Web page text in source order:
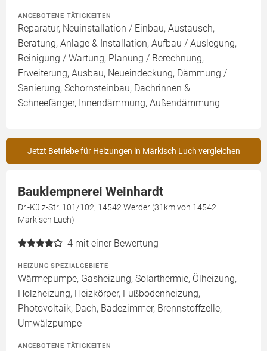
ANGEBOTENE TÄTIGKEITEN
Reparatur, Neuinstallation / Einbau, Austausch,
Beratung, Anlage & Installation, Aufbau / Auslegung,
Reinigung / Wartung, Planung / Berechnung,
Erweiterung, Ausbau, Neueindeckung, Dämmung /
Sanierung, Schornsteinbau, Dachrinnen &
Schneefänger, Innendämmung, Außendämmung
Jetzt Betriebe für Heizungen in Märkisch Luch vergleichen
Bauklempnerei Weinhardt
Dr.-Külz-Str. 101/102, 14542 Werder (31km von 14542
Märkisch Luch)
4 mit einer Bewertung
HEIZUNG SPEZIALGEBIETE
Wärmepumpe, Gasheizung, Solarthermie, Ölheizung,
Holzheizung, Heizkörper, Fußbodenheizung,
Photovoltaik, Dach, Badezimmer, Brennstoffzelle,
Umwälzpumpe
ANGEBOTENE TÄTIGKEITEN